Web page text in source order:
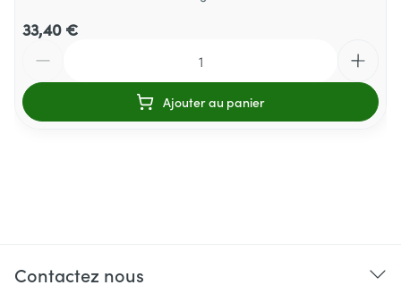
33,40 €
Ajouter au panier
Contactez nous